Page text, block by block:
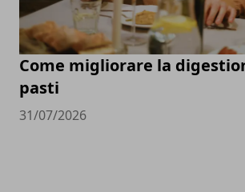
Come migliorare la
pasti
31/07/2026